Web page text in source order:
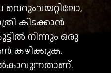
വെറുംവയറ്റിലോ,
കിടക്കാൻ
നിന്നും ഒരു
കഴിക്കുക.
കുട്ടികൾക്ക് നൽകാവുന്നതാണ്.